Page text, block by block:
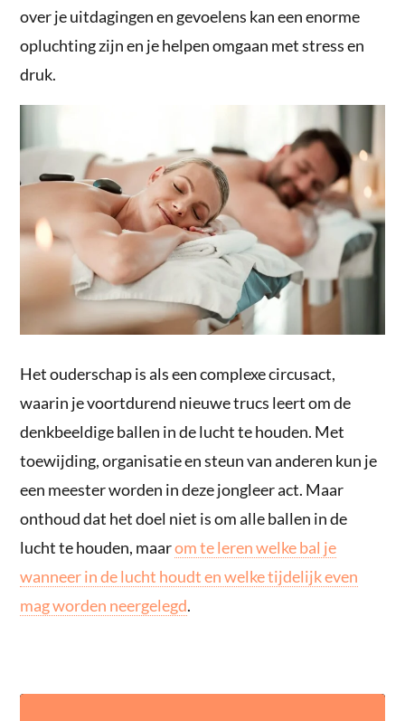
over je uitdagingen en gevoelens kan een enorme
opluchting zijn en je helpen omgaan met stress en
druk.
Het ouderschap is als een complexe circusact,
waarin je voortdurend nieuwe trucs leert om de
denkbeeldige ballen in de lucht te houden. Met
toewijding, organisatie en steun van anderen kun je
een meester worden in deze jongleer act. Maar
onthoud dat het doel niet is om alle ballen in de
lucht te houden, maarom te leren welke bal je
wanneer in de lucht houdt en welke tijdelijk even
mag worden neergelegd.